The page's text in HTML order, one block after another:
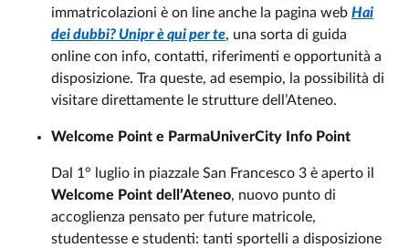
immatricolazioni è on line anche la pagina web Hai
dei dubbi? Unipr è qui per te, una sorta di guida
online con info, contatti, riferimenti e opportunità a
disposizione. Tra queste, ad esempio, la possibilità di
visitare direttamente le strutture dell’Ateneo.
Welcome Point e ParmaUniverCity Info Point
Dal 1° luglio in piazzale San Francesco 3 è aperto il
Welcome Point dell’Ateneo, nuovo punto di
accoglienza pensato per future matricole,
studentesse e studenti: tanti sportelli a disposizione